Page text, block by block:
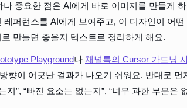
중요한 점은 AI에게 바로 이미지를 만들게
퍼런스를 AI에게 보여주고, 이 디자인이 어
만들면 좋을지 텍스트로 정리하게 해요.
Playground나 채널톡의 Cursor 가드닝
향이 어긋난 결과가 나오기 쉬워요. 반대로 먼
지”, “빠진 요소는 없는지”, “너무 과한 부분은